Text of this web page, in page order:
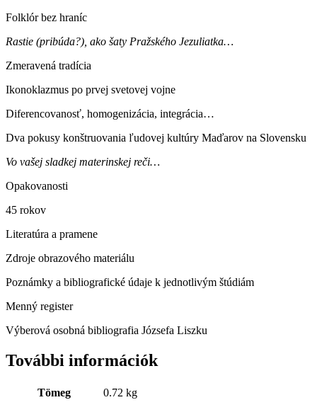
Folklór bez hraníc
Rastie (pribúda?), ako šaty Pražského Jezuliatka…
Zmeravená tradícia
Ikonoklazmus po prvej svetovej vojne
Diferencovanosť, homogenizácia, integrácia…
Dva pokusy konštruovania ľudovej kultúry Maďarov na Slovensku
Vo vašej sladkej materinskej reči…
Opakovanosti
45 rokov
Literatúra a pramene
Zdroje obrazového materiálu
Poznámky a bibliografické údaje k jednotlivým štúdiám
Menný register
Výberová osobná bibliografia Józsefa Liszku
További információk
Tömeg 0.72 kg